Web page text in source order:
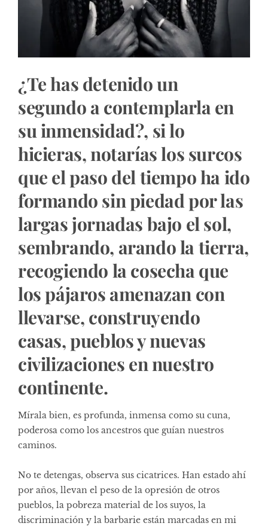
¿Te has detenido un
segundo a contemplarla en
su inmensidad?, si lo
hicieras, notarías los surcos
que el paso del tiempo ha ido
formando sin piedad por las
largas jornadas bajo el sol,
sembrando, arando la tierra,
recogiendo la cosecha que
los pájaros amenazan con
llevarse, construyendo
casas, pueblos y nuevas
civilizaciones en nuestro
continente.
Mírala bien, es profunda, inmensa como su cuna,
poderosa como los ancestros que guían nuestros
caminos.
No te detengas, observa sus cicatrices. Han estado ahí
por años, llevan el peso de la opresión de otros
pueblos, la pobreza material de los suyos, la
discriminación y la barbarie están marcadas en mi